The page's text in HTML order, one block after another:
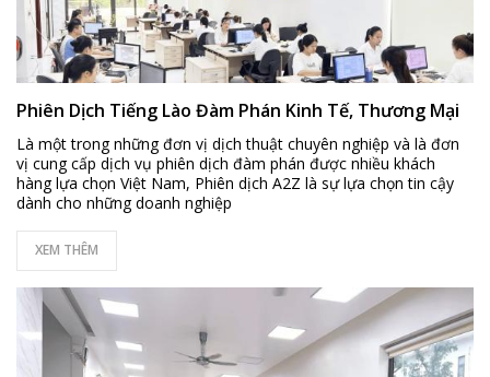
Phiên Dịch Tiếng Lào Đàm Phán Kinh Tế, Thương Mại
Là một trong những đơn vị dịch thuật chuyên nghiệp và là đơn
vị cung cấp dịch vụ phiên dịch đàm phán được nhiều khách
hàng lựa chọn Việt Nam, Phiên dịch A2Z là sự lựa chọn tin cậy
dành cho những doanh nghiệp
XEM THÊM